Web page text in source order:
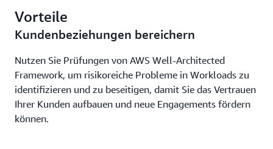
Vorteile
Kundenbeziehungen bereichern
Nutzen Sie Prüfungen von AWS Well-Architected
Framework, um risikoreiche Probleme in Workloads zu
identifizieren und zu beseitigen, damit Sie das Vertrauen
Ihrer Kunden aufbauen und neue Engagements fördern
können.